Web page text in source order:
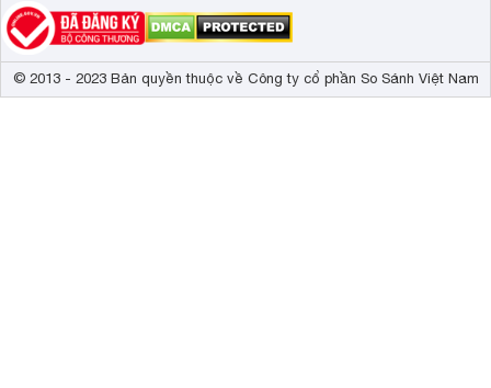
© 2013 - 2023 Bản quyền thuộc về Công ty cổ phần So Sánh Việt Nam